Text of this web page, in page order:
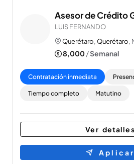
Asesor de Crédito
LUIS FERNANDO
Querétaro, Querétaro,
8,000/Semanal
Contratación inmediata
Tiempo completo Matutino
Ver detalles
Aplicar